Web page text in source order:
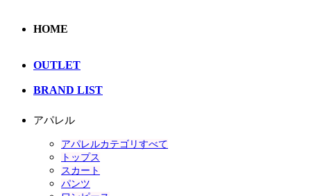
HOME
OUTLET
BRAND LIST
アパレル
アパレルカテゴリすべて
トップス
スカート
パンツ